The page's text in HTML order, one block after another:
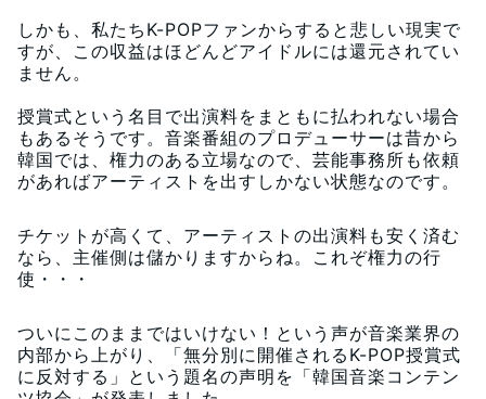
しかも、私たちK-POPファンからすると悲しい現実で
すが、この収益はほどんどアイドルには還元されてい
ません。
授賞式という名目で出演料をまともに払われない場合
もあるそうです。音楽番組のプロデューサーは昔から
韓国では、権力のある立場なので、芸能事務所も依頼
があればアーティストを出すしかない状態なのです。
チケットが高くて、アーティストの出演料も安く済む
なら、主催側は儲かりますからね。これぞ権力の行
使・・・
ついにこのままではいけない！という声が音楽業界の
内部から上がり、「無分別に開催されるK-POP授賞式
に反対する」という題名の声明を「韓国音楽コンテン